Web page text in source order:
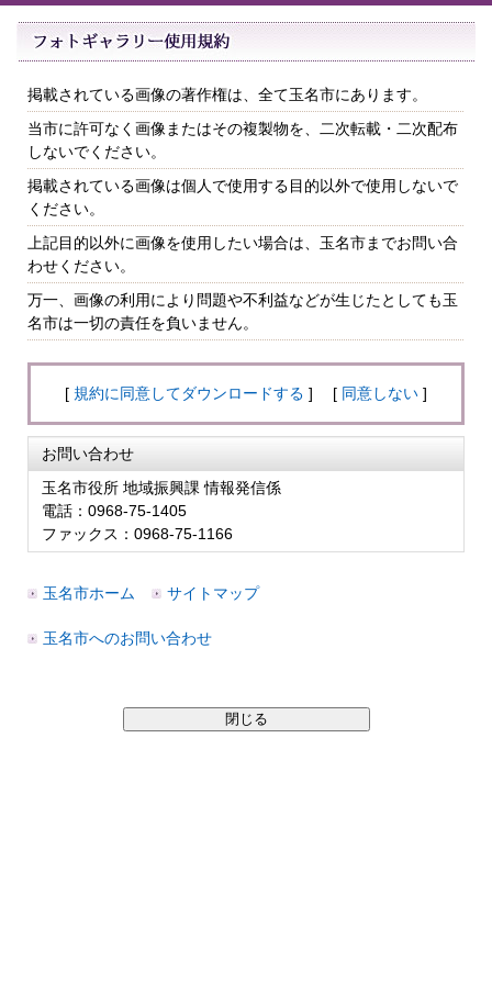
掲載されている画像の著作権は、全て玉名市にあります。
当市に許可なく画像またはその複製物を、二次転載・二次配布
しないでください。
掲載されている画像は個人で使用する目的以外で使用しないで
ください。
上記目的以外に画像を使用したい場合は、玉名市までお問い合
わせください。
万一、画像の利用により問題や不利益などが生じたとしても玉
名市は一切の責任を負いません。
[ 規約に同意してダウンロードする ] [ 同意しない ]
お問い合わせ
玉名市役所 地域振興課 情報発信係
電話：0968-75-1405
ファックス：0968-75-1166
玉名市ホーム サイトマップ
玉名市へのお問い合わせ